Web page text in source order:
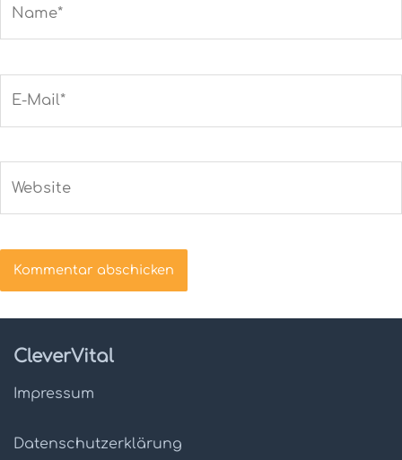
CleverVital
Impressum
Datenschutz­erklärung